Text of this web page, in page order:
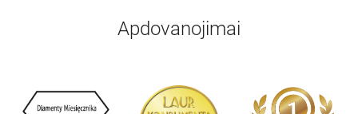
Apdovanojimai